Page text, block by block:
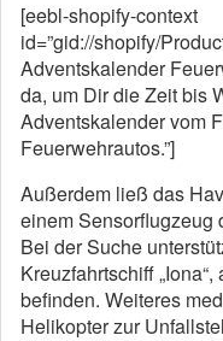
[eebl-shopify-context
id=”gid://shopify/
Adventskalender
da, um Dir die Zeit bis
Adventskalender vom
Feuerwehrautos.”]
Außerdem ließ das
einem Sensorflugzeug
Bei der Suche
Kreuzfahrtschiff
befinden. Weiteres
Helikopter zur